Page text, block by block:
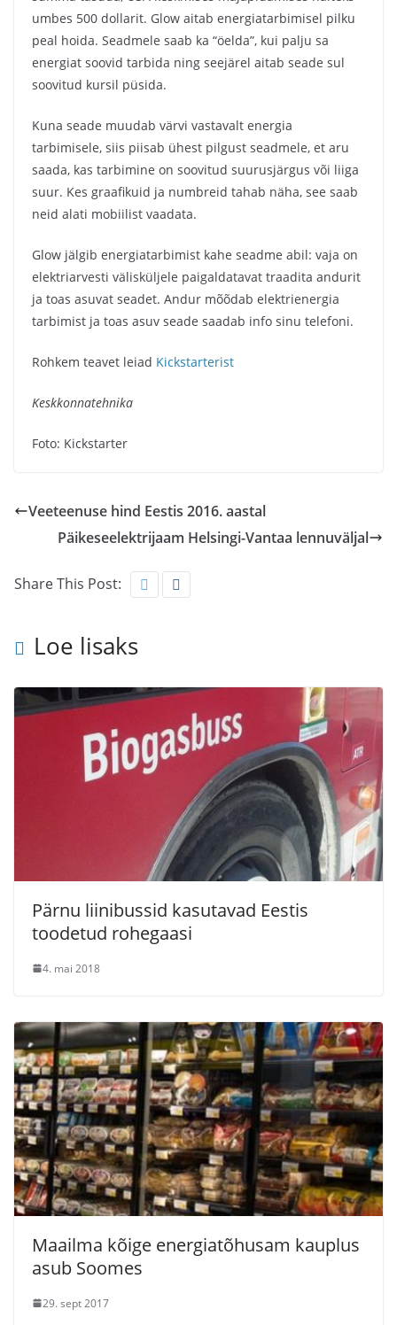
umbes 500 dollarit. Glow aitab energiatarbimisel pilku
peal hoida. Seadmele saab ka “öelda”, kui palju sa
energiat soovid tarbida ning seejärel aitab seade sul
soovitud kursil püsida.
Kuna seade muudab värvi vastavalt energia
tarbimisele, siis piisab ühest pilgust seadmele, et aru
saada, kas tarbimine on soovitud suurusjärgus või liiga
suur. Kes graafikuid ja numbreid tahab näha, see saab
neid alati mobiilist vaadata.
Glow jälgib energiatarbimist kahe seadme abil: vaja on
elektriarvesti välisküljele paigaldatavat traadita andurit
ja toas asuvat seadet. Andur mõõdab elektrienergia
tarbimist ja toas asuv seade saadab info sinu telefoni.
Rohkem teavet leiad Kickstarterist
Keskkonnatehnika
Foto: Kickstarter
Veeteenuse hind Eestis 2016. aastal
Päikeseelektrijaam Helsingi-Vantaa lennuväljal
Share This Post:
Loe lisaks
Pärnu liinibussid kasutavad Eestis
toodetud rohegaasi
4. mai 2018
Maailma kõige energiatõhusam kauplus
asub Soomes
29. sept 2017